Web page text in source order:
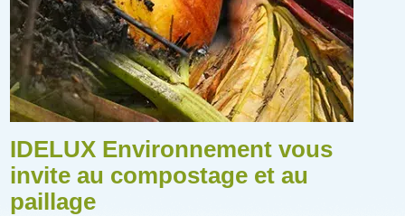
IDELUX Environnement vous
invite au compostage et au
paillage